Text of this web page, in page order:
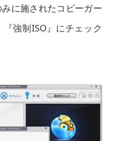
みに施されたコピーガー
『強制ISO』にチェック